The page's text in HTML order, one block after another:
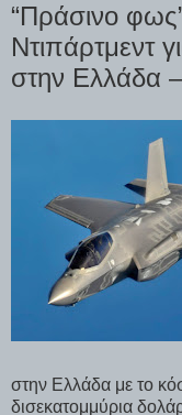
“Πράσινο
Ντιπάρτμεντ
στην Ελλάδα
στην Ελλάδα με το
δισεκατομμύρια